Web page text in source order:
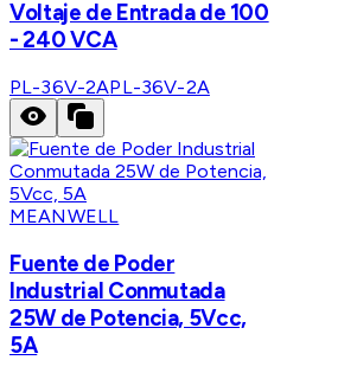
Voltaje de Entrada de 100
- 240 VCA
PL-36V-2APL-36V-2A
MEANWELL
Fuente de Poder
Industrial Conmutada
25W de Potencia, 5Vcc,
5A